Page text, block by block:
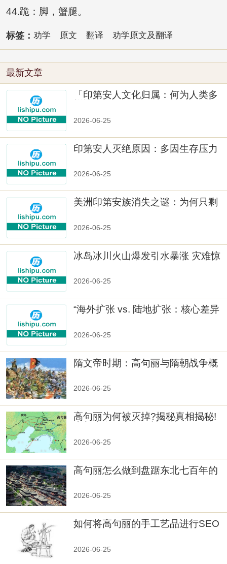
44.跪：脚，蟹腿。
标签： 劝学 原文 翻译 劝学原文及翻译
最新文章
「印第安人文化归属：何为人类多
2026-06-25
印第安人灭绝原因：多因生存压力
2026-06-25
美洲印第安族消失之谜：为何只剩
2026-06-25
冰岛冰川火山爆发引水暴涨 灾难惊
2026-06-25
“海外扩张 vs. 陆地扩张：核心差异
2026-06-25
隋文帝时期：高句丽与隋朝战争概
2026-06-25
高句丽为何被灭掉?揭秘真相揭秘!
2026-06-25
高句丽怎么做到盘踞东北七百年的
2026-06-25
如何将高句丽的手工艺品进行SEO
2026-06-25